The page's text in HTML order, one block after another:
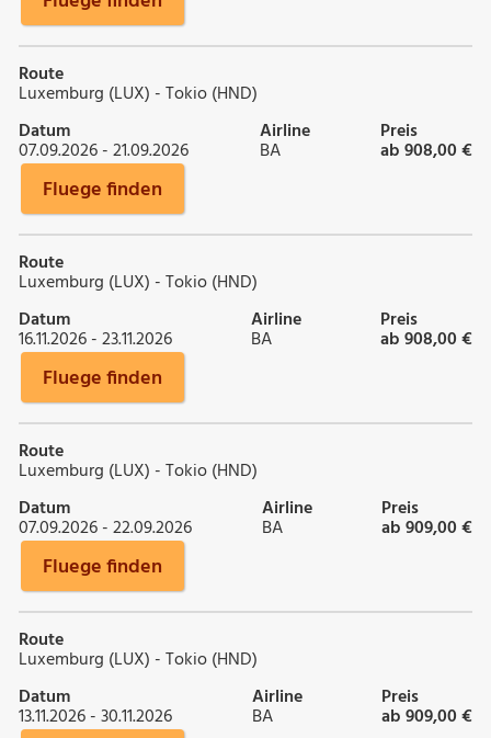
Route
Luxemburg (LUX) - Tokio (HND)
Datum
07.09.2026 - 21.09.2026
Airline
BA
Preis
ab 908,00 €
Fluege finden
Route
Luxemburg (LUX) - Tokio (HND)
Datum
16.11.2026 - 23.11.2026
Airline
BA
Preis
ab 908,00 €
Fluege finden
Route
Luxemburg (LUX) - Tokio (HND)
Datum
07.09.2026 - 22.09.2026
Airline
BA
Preis
ab 909,00 €
Fluege finden
Route
Luxemburg (LUX) - Tokio (HND)
Datum
13.11.2026 - 30.11.2026
Airline
BA
Preis
ab 909,00 €